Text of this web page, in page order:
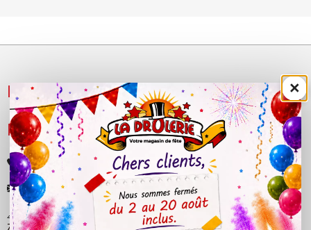
NOS PRODUITS 
LÉGAL 
+33 (0)4 50 40 81 00
contact@ladrolerie.fr
38 Rue de la Maladière
×